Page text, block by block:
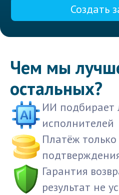
Создать
Чем мы
остальных?
ИИ подбирает
исполнителей
Платёж
Гарантия
результат не